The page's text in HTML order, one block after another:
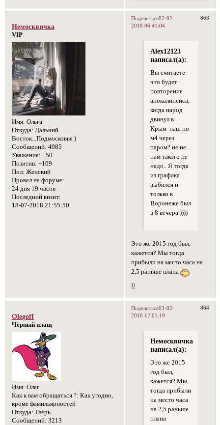
Поделиться 863
02-02-
2018 06:41:04
Немосквичка
VIP
Имя: Ольга
Откуда: Дальний
Восток...Подмосковья )
Сообщений: 4985
Уважение: +50
Позитив: +109
Пол: Женский
Провел на форуме:
24 дня 19 часов
Последний визит:
18-07-2018 21:55:50
Alex12123
написал(а):
Вы считаете
что будет
повторение
апокалипсиса,
когда народ
двинул в
Крым наш по
м4 через
паром? не не ..
нам такого не
надо.. Я тогда
из графика
выбился и
только в
Воронеже был
в 8 вечера ))))
Это же 2015 год был,
кажется? Мы тогда
прибыли на место часа на
2,5 раньше плана
0
Поделиться 864
03-02-
2018 12:01:19
Olegoff
Чёрный плащ
Имя: Олег
Как к вам обращаться ?: Как угодно,
кроме фамильярностей
Откуда: Тверь
Сообщений: 3213
Немосквичка
написал(а):
Это же 2015
год был,
кажется? Мы
тогда прибыли
на место часа
на 2,5 раньше
плана